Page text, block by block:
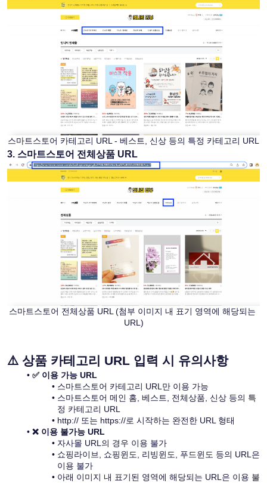
스마트스토어 카테고리 URL - 베스트, 신상 등의 특정 카테고리 URL
3. 스마트스토어 전체상품 URL
스마트스토어 전체상품 URL (첨부 이미지 내 표기 영역에 해당되는
URL)
⚠️ 상품 카테고리 URL 입력 시 유의사항
✅ 이용 가능 URL
스마트스토어 카테고리 URL만 이용 가능
스마트스토어 메인 홈, 베스트, 전체상품, 신상 등의 특
정 카테고리 URL
http:// 또는 https://로 시작하는 완전한 URL 형태
❌ 이용 불가능 URL
자사몰 URL의 경우 이용 불가
쇼핑라이브, 쇼핑윈도, 리빙윈도, 푸드윈도 등의 URL은
이용 불가
아래 이미지 내 표기된 영역에 해당되는 URL은 이용 불